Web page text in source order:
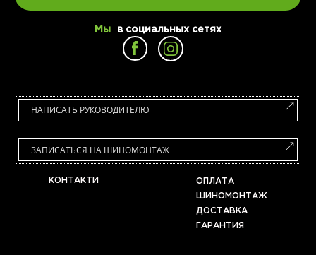
Мы в социальных сетях
НАПИСАТЬ РУКОВОДИТЕЛЮ
ЗАПИСАТЬСЯ НА ШИНОМОНТАЖ
КОНТАКТИ
ОПЛАТА
ШИНОМОНТАЖ
ДОСТАВКА
ГАРАНТИЯ